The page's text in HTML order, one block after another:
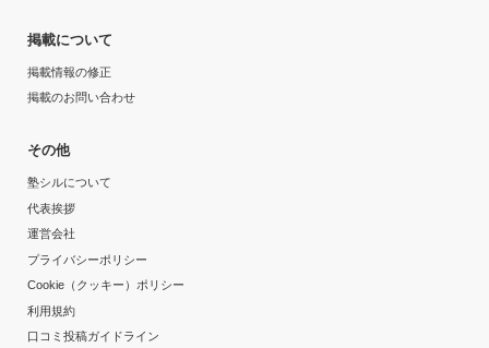
通塾することによって自主学習をする習慣ができて成績
が上がったから
志望校と合格状況
---
掲載について
掲載情報の修正
掲載のお問い合わせ
その他
塾シルについて
代表挨拶
運営会社
プライバシーポリシー
Cookie（クッキー）ポリシー
利用規約
口コミ投稿ガイドライン